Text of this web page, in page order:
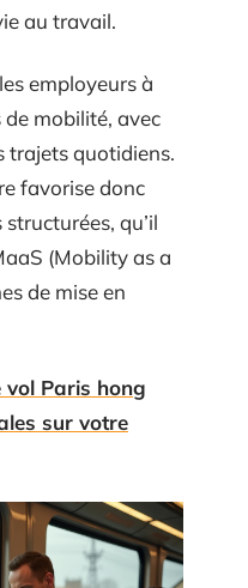
au travail.
employeurs à
mobilité, avec
trajets quotidiens.
favorise donc
qu’il
(Mobility as a
de mise en
vol Paris hong
sur votre